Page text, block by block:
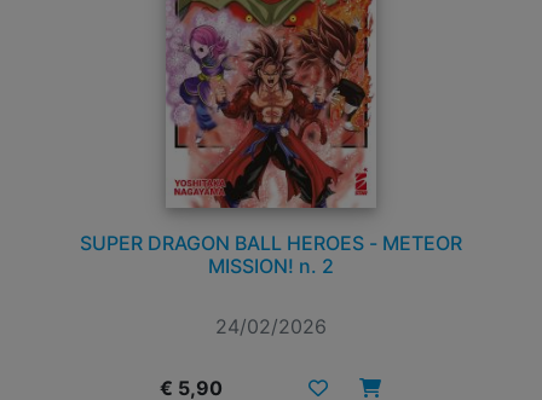
SUPER DRAGON BALL HEROES - METEOR
MISSION! n. 2
24/02/2026
€ 5,90